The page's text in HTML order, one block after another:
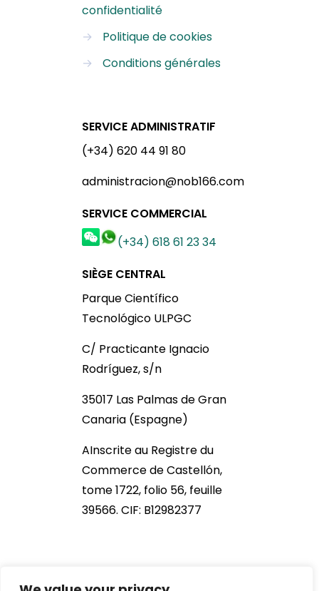
confidentialité
→
Politique de cookies
→
Conditions générales
SERVICE ADMINISTRATIF
(+34) 620 44 91 80
administracion@nob166.com
SERVICE COMMERCIAL
(+34) 618 61 23 34
SIÈGE CENTRAL
Parque Científico
Tecnológico ULPGC
C/ Practicante Ignacio
Rodríguez, s/n
35017 Las Palmas de Gran
Canaria (Espagne)
AInscrite au Registre du
Commerce de Castellón,
tome 1722, folio 56, feuille
39566. CIF: B12982377